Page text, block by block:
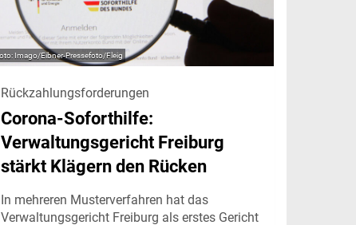
Imago/Eibner-Pressefoto/Fleig
Rückzahlungsforderungen
Corona-Soforthilfe:
Verwaltungsgericht Freiburg
stärkt Klägern den Rücken
In mehreren Musterverfahren hat das
Verwaltungsgericht Freiburg als erstes Gericht